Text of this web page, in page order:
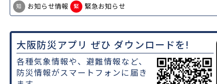
知 お知らせ情報 緊 緊急お知らせ
大阪防災アプリ ぜひ ダウンロードを!
各種気象情報や、避難情報など、
防災情報がスマートフォンに届き